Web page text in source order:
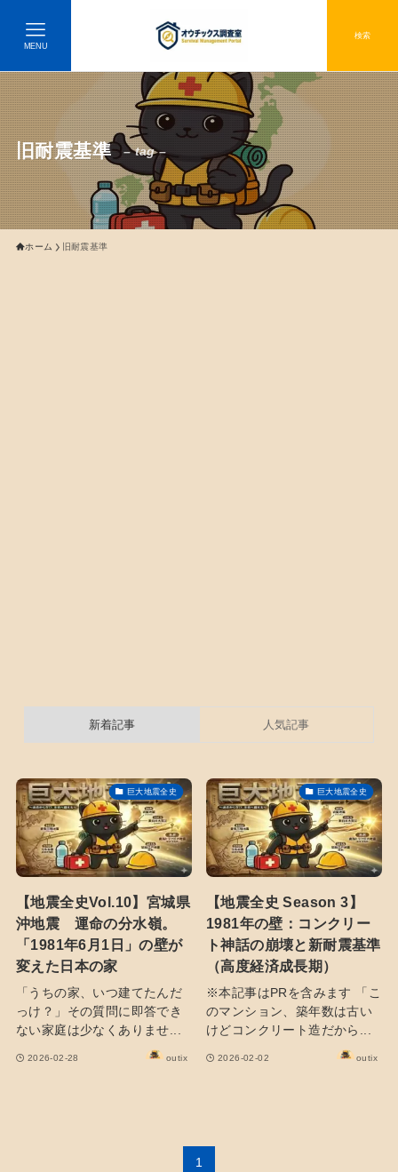
検索
MENU
旧耐震基準 – tag –
ホーム 旧耐震基準
新着記事 人気記事
巨大地震全史
【地震全史Vol.10】宮城県
沖地震 運命の分水嶺。
「1981年6月1日」の壁が
変えた日本の家
「うちの家、いつ建てたんだ
っけ？」その質問に即答でき
ない家庭は少なくありませ...
2026-02-28 outix
巨大地震全史
【地震全史 Season 3】
1981年の壁：コンクリー
ト神話の崩壊と新耐震基準
（高度経済成長期）
※本記事はPRを含みます 「こ
のマンション、築年数は古い
けどコンクリート造だから...
2026-02-02 outix
1